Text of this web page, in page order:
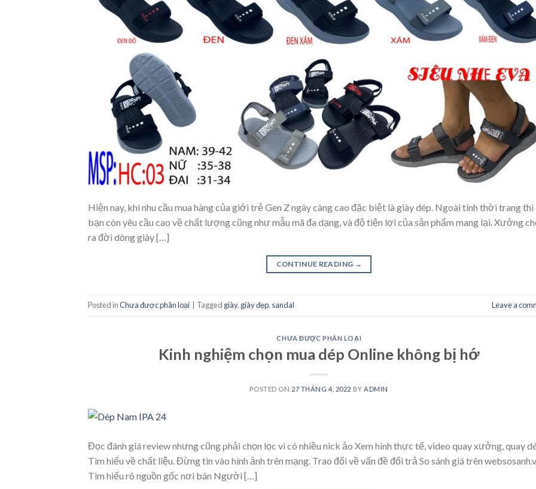
Hiện nay, khi nhu cầu mua hàng của giới trẻ Gen Z ngày càng cao đặc biệt là giày dép. Ngoài tính thời trang thì
bạn còn yêu cầu cao về chất lượng cũng như mẫu mã đa dạng, và độ tiện lợi của sản phẩm mang lại. Xưởng
ra đời dòng giày […]
CONTINUE READING →
Posted inChưa được phân loại Tagged giày, giày đẹp, sandal Leave a
CHƯA ĐƯỢC PHÂN LOẠI
Kinh nghiệm chọn mua dép Online không bị hớ
POSTED ON 27 THÁNG 4, 2022 BYADMIN
Đọc đánh giá review nhưng cũng phải chọn lọc vì có nhiều nick ảo Xem hình thực tế, video quay xưởng, quay
Tìm hiểu về chất liệu. Đừng tin vào hính ảnh trên mạng. Trao đổi về vấn đề đổi trả So sánh giá trên
Tìm hiểu rõ nguồn gốc nơi bán Người […]